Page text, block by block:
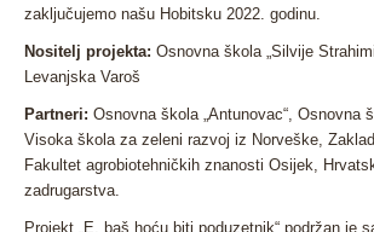
zaključujemo našu Hobitsku 2022. godinu.
Nositelj projekta: Osnovna škola „Silvije
Levanjska Varoš
Partneri: Osnovna škola „Antunovac“, Osnovna
Visoka škola za zeleni razvoj iz Norveške,
Fakultet agrobiotehničkih znanosti Osijek,
zadrugarstva.
Projekt „E, baš hoću biti poduzetnik“ podržan je